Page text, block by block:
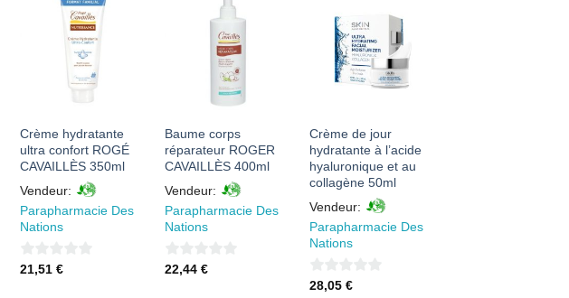
ancien
AJOUTER
À MES
FAVORIS
Crème hydratante
ultra confort ROGÉ
CAVAILLÈS 350ml
Vendeur:
Parapharmacie Des
Nations
0
21,51 €
AJOUTER
À MES
FAVORIS
Baume corps
réparateur ROGER
CAVAILLÈS 400ml
Vendeur:
Parapharmacie Des
Nations
0
22,44 €
AJOUTER
À MES
FAVORIS
Crème de jour
hydratante à l’acide
hyaluronique et au
collagène 50ml
Vendeur:
Parapharmacie Des
Nations
0
28,05 €